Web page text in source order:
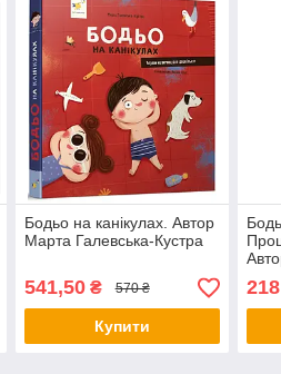
Бодьо на канікулах. Автор
Марта Галевська-Кустра
541,50₴ 570 ₴
Купити